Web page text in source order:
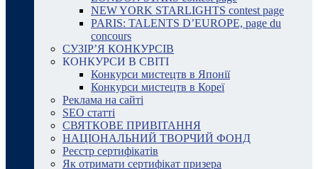
NEW YORK STARLIGHTS contest page
PARIS: TALENTS D’EUROPE, page du
concours
СУЗІР’Я КОНКУРСІВ
КОНКУРСИ В СВІТІ
Конкурси мистецтв в Японії
Конкурси мистецтв в Кореї
Реклама на сайті
SEO статті
СВЯТКОВЕ ПРИВІТАННЯ
НАЦІОНАЛЬНИЙ ТВОРЧИЙ ФОНД
Реєстр сертифікатів
Як отримати сертифікат призера